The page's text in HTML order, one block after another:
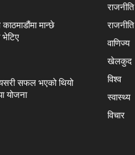
मान्छे
सफल भएको थियो
योजना
राजनीति
वाणिज्य
खेलकुद
विश्व
स्वास्थ्य
विचार